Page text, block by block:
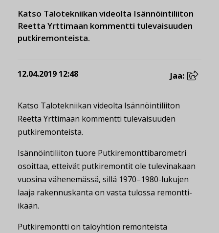
Katso Talotekniikan videolta Isännöintiliiton
Reetta Yrttimaan kommentti tulevaisuuden
putkiremonteista.
12.04.2019 12:48 Jaa:
Katso Talotekniikan videolta Isännöintiliiton
Reetta Yrttimaan kommentti tulevaisuuden
putkiremonteista.
Isännöintiliiton tuore Putkiremonttibarometri
osoittaa, etteivät putkiremontit ole tulevinakaan
vuosina vähenemässä, sillä 1970–1980-lukujen
laaja rakennuskanta on vasta tulossa remontti-
ikään.
Putkiremontti on taloyhtiön remonteista